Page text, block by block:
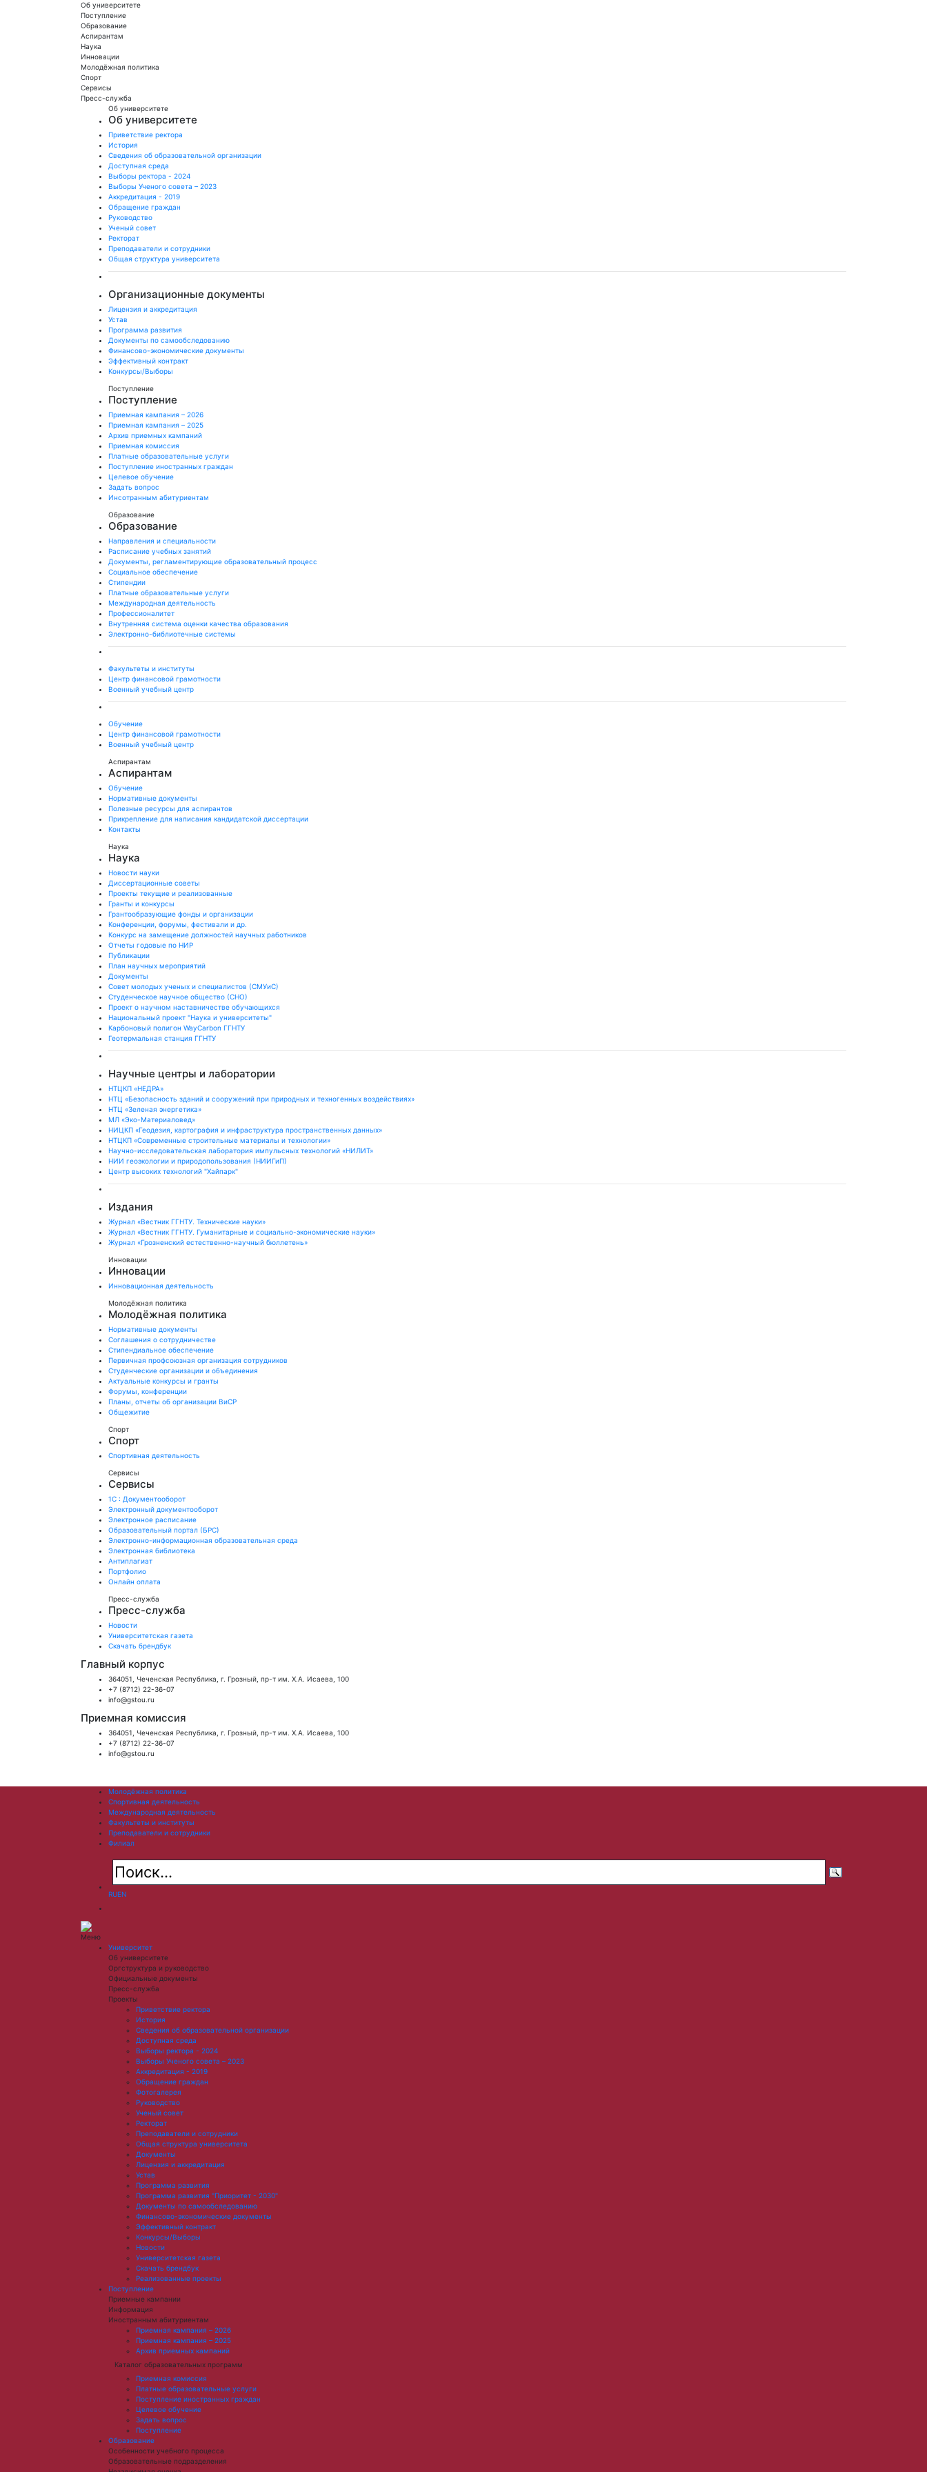
Об университете
Поступление
Образование
Аспирантам
Наука
Инновации
Молодёжная политика
Спорт
Сервисы
Пресс-служба
Об университете
Об университете
Приветствие ректора
История
Сведения об образовательной организации
Доступная среда
Выборы ректора - 2024
Выборы Ученого совета – 2023
Аккредитация - 2019
Обращение граждан
Руководство
Ученый совет
Ректорат
Преподаватели и сотрудники
Общая структура университета
Организационные документы
Лицензия и аккредитация
Устав
Программа развития
Документы по самообследованию
Финансово-экономические документы
Эффективный контракт
Конкурсы/Выборы
Поступление
Поступление
Приемная кампания – 2026
Приемная кампания – 2025
Архив приемных кампаний
Приемная комиссия
Платные образовательные услуги
Поступление иностранных граждан
Целевое обучение
Задать вопрос
Инсотранным абитуриентам
Образование
Образование
Направления и специальности
Расписание учебных занятий
Документы, регламентирующие образовательный процесс
Социальное обеспечение
Стипендии
Платные образовательные услуги
Международная деятельность
Профессионалитет
Внутренняя система оценки качества образования
Электронно-библиотечные системы
Факультеты и институты
Центр финансовой грамотности
Военный учебный центр
Обучение
Центр финансовой грамотности
Военный учебный центр
Аспирантам
Аспирантам
Обучение
Нормативные документы
Полезные ресурсы для аспирантов
Прикрепление для написания кандидатской диссертации
Контакты
Наука
Наука
Новости науки
Диссертационные советы
Проекты текущие и реализованные
Гранты и конкурсы
Грантообразующие фонды и организации
Конференции, форумы, фестивали и др.
Конкурс на замещение должностей научных работников
Отчеты годовые по НИР
Публикации
План научныx мероприятий
Документы
Совет молодых ученых и специалистов (СМУиС)
Студенческое научное общество (СНО)
Проект о научном наставничестве обучающихся
Национальный проект "Наука и университеты"
Карбоновый полигон WayCarbon ГГНТУ
Геотермальная станция ГГНТУ
Научные центры и лаборатории
НТЦКП «НЕДРА»
НТЦ «Безопасность зданий и сооружений при природных и техногенных воздействиях»
НТЦ «Зеленая энергетика»
МЛ «Эко-Материаловед»
НИЦКП «Геодезия, картография и инфраструктура пространственных данных»
НТЦКП «Современные строительные материалы и технологии»
Научно-исследовательская лаборатория импульсных технологий «НИЛИТ»
НИИ геоэкологии и природопользования (НИИГиП)
Центр высоких технологий "Хайпарк"
Издания
Журнал «Вестник ГГНТУ. Технические науки»
Журнал «Вестник ГГНТУ. Гуманитарные и социально-экономические науки»
Журнал «Грозненский естественно-научный бюллетень»
Инновации
Инновации
Инновационная деятельность
Молодёжная политика
Молодёжная политика
Нормативные документы
Соглашения о сотрудничестве
Стипендиальное обеспечение
Первичная профсоюзная организация сотрудников
Студенческие организации и объединения
Актуальные конкурсы и гранты
Форумы, конференции
Планы, отчеты об организации ВиСР
Общежитие
Спорт
Спорт
Спортивная деятельность
Сервисы
Сервисы
1С : Документооборот
Электронный документооборот
Электронное расписание
Образовательный портал (БРС)
Электронно-информационная образовательная среда
Электронная библиотека
Антиплагиат
Портфолио
Онлайн оплата
Пресс-служба
Пресс-служба
Новости
Университетская газета
Скачать брендбук
Главный корпус
364051, Чеченская Республика, г. Грозный, пр-т им. Х.А. Исаева, 100
+7 (8712) 22-36-07
info@gstou.ru
Приемная комиссия
364051, Чеченская Республика, г. Грозный, пр-т им. Х.А. Исаева, 100
+7 (8712) 22-36-07
info@gstou.ru
Молодёжная политика
Спортивная деятельность
Международная деятельность
Факультеты и институты
Преподаватели и сотрудники
Филиал
RUEN
Меню
Университет
Об университете
Оргструктура и руководство
Официальные документы
Пресс-служба
Проекты
Приветствие ректора
История
Сведения об образовательной организации
Доступная среда
Выборы ректора - 2024
Выборы Ученого совета – 2023
Аккредитация - 2019
Обращение граждан
Фотогалерея
Руководство
Ученый совет
Ректорат
Преподаватели и сотрудники
Общая структура университета
Документы
Лицензия и аккредитация
Устав
Программа развития
Программа развития "Приоритет - 2030"
Документы по самообследованию
Финансово-экономические документы
Эффективный контракт
Конкурсы/Выборы
Новости
Университетская газета
Скачать брендбук
Реализованные проекты
Поступление
Приемные кампании
Информация
Иностранным абитуриентам
Приемная кампания – 2026
Приемная кампания – 2025
Архив приемных кампаний
Каталог образовательных программ
Приемная комиссия
Платные образовательные услуги
Поступление иностранных граждан
Целевое обучение
Задать вопрос
Поступление
Образование
Особенности учебного процесса
Образовательные подразделения